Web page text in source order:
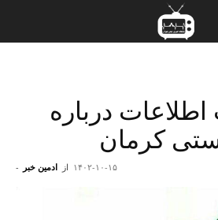
اطلاعات درباره
کرمان
از ادمین خبر - ۱۴۰۲-۱۰-۱۵